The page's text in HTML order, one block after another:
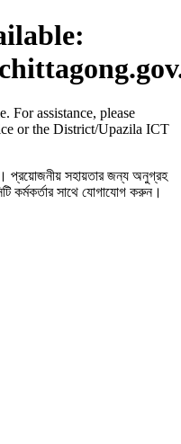
For assistance, please
or the District/Upazila ICT
প্রয়োজনীয় সহায়তার জন্য অনুগ্রহ
কর্মকর্তার সাথে যোগাযোগ করুন।